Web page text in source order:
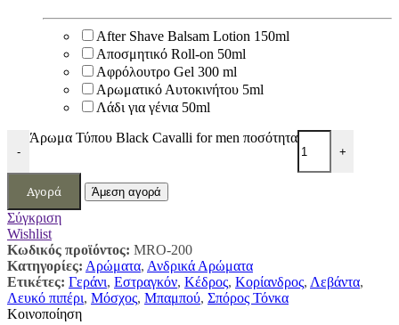
After Shave Balsam Lotion 150ml
Αποσμητικό Roll-on 50ml
Αφρόλουτρο Gel 300 ml
Αρωματικό Αυτοκινήτου 5ml
Λάδι για γένια 50ml
-
Άρωμα Τύπου Black Cavalli for men ποσότητα
+
Αγορά Άμεση αγορά
Σύγκριση
Wishlist
Κωδικός προϊόντος: MRO-200
Κατηγορίες: Αρώματα, Ανδρικά Αρώματα
Ετικέτες: Γεράνι, Εστραγκόν, Κέδρος, Κορίανδρος, Λεβάντα,
Λευκό πιπέρι, Μόσχος, Μπαμπού, Σπόρος Τόνκα
Κοινοποίηση